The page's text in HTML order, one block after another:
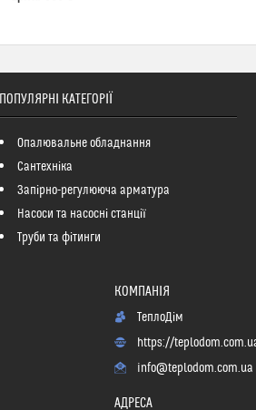
ПОПУЛЯРНІ КАТЕГОРІЇ
Опалювальне обладнання
Сантехніка
Запірно-регулююча арматура
Насоси та насосні станції
Труби та фітинги
ТеплоДім
https://
info@teplodom.com.ua